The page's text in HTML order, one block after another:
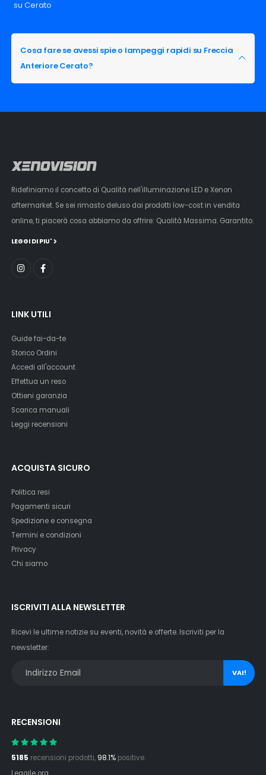
su Cerato
Cosa fare se avessi spie o lampeggi rapidi su Freccia
Anteriore Cerato?
Ridefiniamo il concetto di Qualità nell'illuminazione LED e Xenon
aftermarket. Se sei rimasto deluso dai prodotti low-cost in vendita
online, ti piacerà cosa abbiamo da offrire: Qualità Massima. Garantito.
LEGGI DI PIU'
LINK UTILI
Guide fai-da-te
Storico Ordini
Accedi all'account
Effettua un reso
Ottieni garanzia
Scarica manuali
Leggi recensioni
ACQUISTA SICURO
Politica resi
Pagamenti sicuri
Spedizione e consegna
Termini e condizioni
Privacy
Chi siamo
ISCRIVITI ALLA NEWSLETTER
Ricevi le ultime notizie su eventi, novità e offerte. Iscriviti per la
newsletter:
VAI!
RECENSIONI
5185 recensioni prodotti, 98.1% positive.